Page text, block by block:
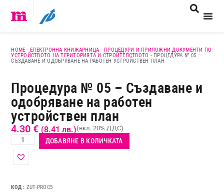
HOME -ЕЛЕКТРОННА КНИЖАРНИЦА -ПРОЦЕДУРИ И ПРИЛОЖНИ ДОКУМЕНТИ ПО
УСТРОЙСТВОТО НА ТЕРИТОРИЯТА И СТРОИТЕЛСТВОТО - ПРОЦЕДУРА № 05 –
СЪЗДАВАНЕ И ОДОБРЯВАНЕ НА РАБОТЕН УСТРОЙСТВЕН ПЛАН
Процедура № 05 – Създаване и
одобряване на работен
устройствен план
4.30€ (8.41 лв.)(вкл. 20% ДДС)
ДОБАВЯНЕ В КОЛИЧКАТА
КОД ZUT-PROC5